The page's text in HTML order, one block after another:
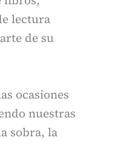
lectura
de su
ocasiones
nuestras
sobra, la